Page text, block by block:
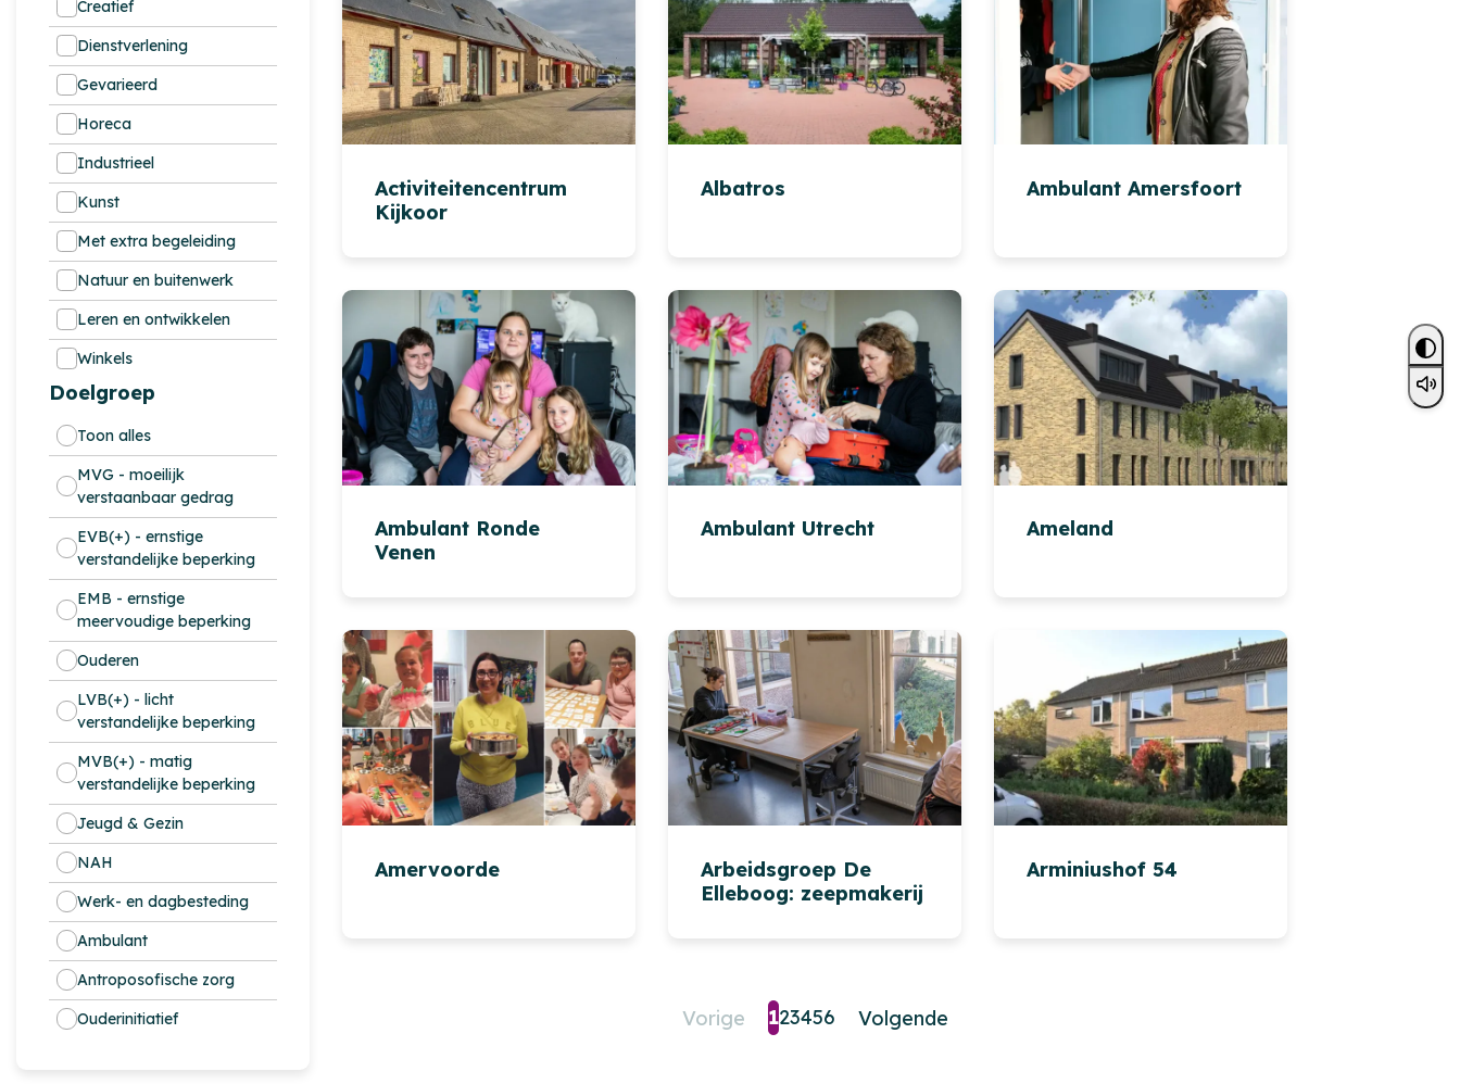
Creatief
Dienstverlening
Gevarieerd
Horeca
Industrieel
Kunst
Met extra begeleiding
Natuur en buitenwerk
Leren en ontwikkelen
Winkels
Doelgroep
Toon alles
MVG - moeilijk
verstaanbaar gedrag
EVB(+) - ernstige
verstandelijke beperking
EMB - ernstige
meervoudige beperking
Ouderen
LVB(+) - licht
verstandelijke beperking
MVB(+) - matig
verstandelijke beperking
Jeugd & Gezin
NAH
Werk- en dagbesteding
Ambulant
Antroposofische zorg
Ouderinitiatief
Activiteitencentrum
Kijkoor
Albatros Ambulant Amersfoort
Ambulant Ronde
Venen
Ambulant Utrecht Ameland
Amervoorde
Arbeidsgroep De
Elleboog: zeepmakerij
Arminiushof 54
Vorige 123456 Volgende